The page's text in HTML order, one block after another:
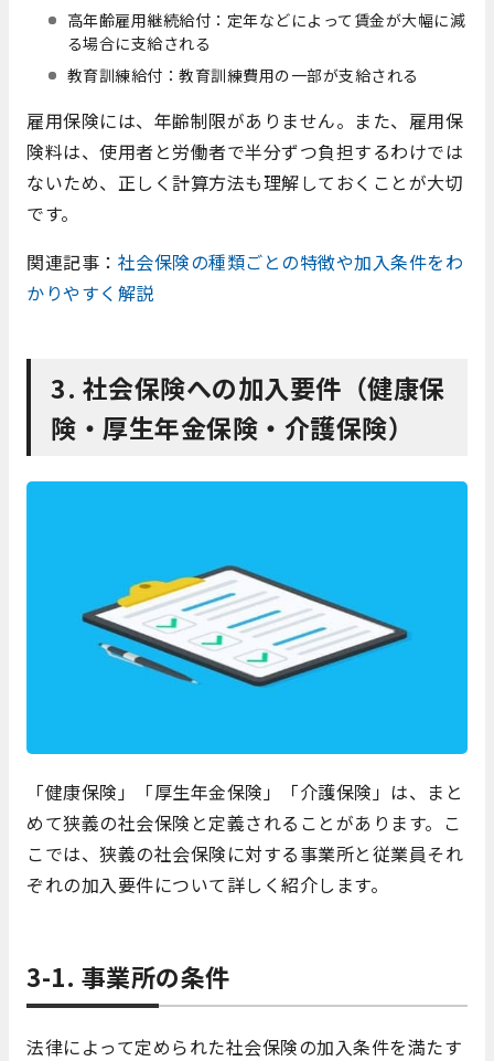
高年齢雇用継続給付：定年などによって賃金が大幅に減
る場合に支給される
教育訓練給付：教育訓練費用の一部が支給される
雇用保険には、年齢制限がありません。また、雇用保
険料は、使用者と労働者で半分ずつ負担するわけでは
ないため、正しく計算方法も理解しておくことが大切
です。
関連記事： 社会保険の種類ごとの特徴や加入条件をわ
かりやすく解説
3. 社会保険への加入要件（健康保
険・厚生年金保険・介護保険）
「健康保険」「厚生年金保険」「介護保険」は、まと
めて狭義の社会保険と定義されることがあります。こ
こでは、狭義の社会保険に対する事業所と従業員それ
ぞれの加入要件について詳しく紹介します。
3-1. 事業所の条件
法律によって定められた社会保険の加入条件を満たす